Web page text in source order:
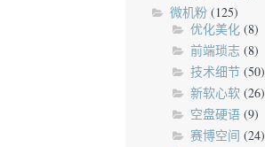
微机粉(125)
优化美化(8)
前端琐志(8)
技术细节(50)
新软心软(26)
空盘硬语(9)
赛博空间 (24)